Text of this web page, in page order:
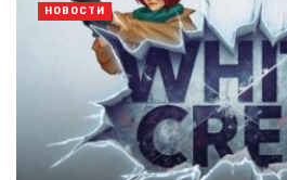
НОВОСТИ